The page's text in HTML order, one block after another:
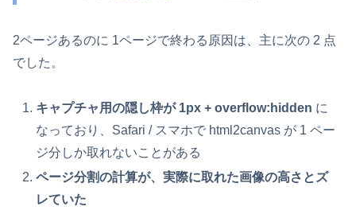
2ページあるのに 1ページで終わる原因は、主に次の 2 点
でした。
キャプチャ用の隠し枠が 1px + overflow:hidden に
なっており、Safari / スマホで html2canvas が 1 ペー
ジ分しか取れないことがある
ページ分割の計算が、実際に取れた画像の高さとズ
レていた